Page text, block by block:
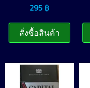
295 ฿
สั่งซื้อสินค้า